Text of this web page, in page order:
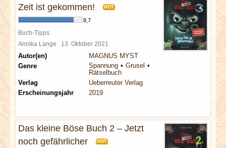
Zeit ist gekommen!
HOT
8,7
Buch-Tipps
Annika Lange 13. Oktober 2021
Autor(en)
MAGNUS MYST
Genre
Spannung
Grusel
Rätselbuch
Verlag
Ueberreuter Verlag
Erscheinungsjahr
2019
Das kleine Böse Buch 2 – Jetzt
noch gefährlicher
HOT